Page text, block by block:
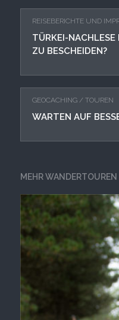
REISEBERICHTE UND
TÜRKEI-
ZU BESCHEIDEN?
GEOCACHING / TOUREN
WARTEN AUF
MEHR WANDERTOUREN